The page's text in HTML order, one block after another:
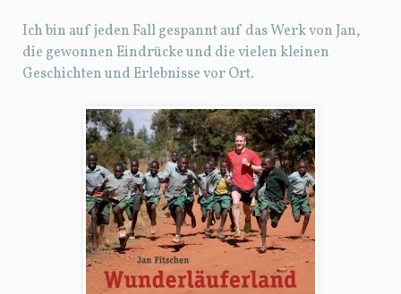
Ich bin auf jeden Fall gespannt auf das Werk von Jan,
die gewonnen Eindrücke und die vielen kleinen
Geschichten und Erlebnisse vor Ort.